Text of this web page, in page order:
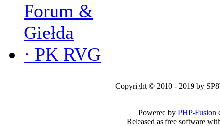
Forum &
Giełda
· PK RVG
Copyright © 2010 - 2019 by
Powered by PHP-Fusion
Released as free software